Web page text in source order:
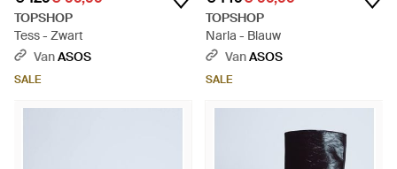
TOPSHOP
Tess - Zwart
VanASOS
SALE
TOPSHOP
Narla - Blauw
VanASOS
SALE